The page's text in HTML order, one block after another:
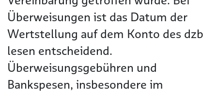
Überweisungen ist das Datum der
Wertstellung auf dem Konto des dzb
lesen entscheidend.
Überweisungsgebühren und
Bankspesen, insbesondere im